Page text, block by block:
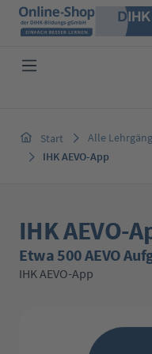
Zum Hauptinhalt springen
Start Alle
IHK AEVO-App
IHK AEVO-
Etwa 500 AEVO
IHK AEVO-App